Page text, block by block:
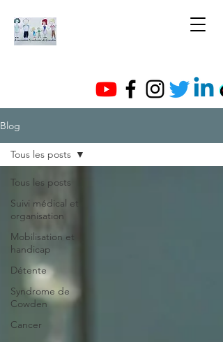
Blog
Tous les posts
Suivi médical et
organisation
Mobilisation et
handicap
Détente
Syndrome de
Cowden
Cancer
Tous les posts